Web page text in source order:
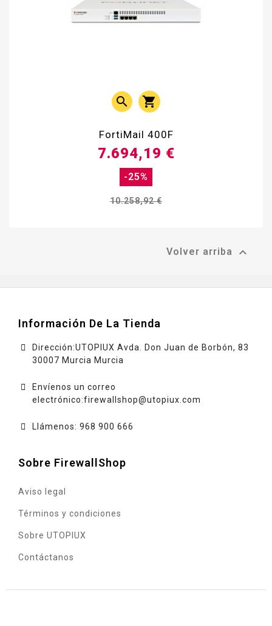
 
FortiMail 400F
10.258,92 €
-25%
7.694,19 €
Volver arriba 
Información De La Tienda
Dirección:UTOPIUX Avda. Don Juan de Borbón, 83
30007 Murcia Murcia
Envíenos un correo
electrónico:firewallshop@utopiux.com
Llámenos: 968 900 666
Sobre FirewallShop
Aviso legal
Términos y condiciones
Sobre UTOPIUX
Contáctanos